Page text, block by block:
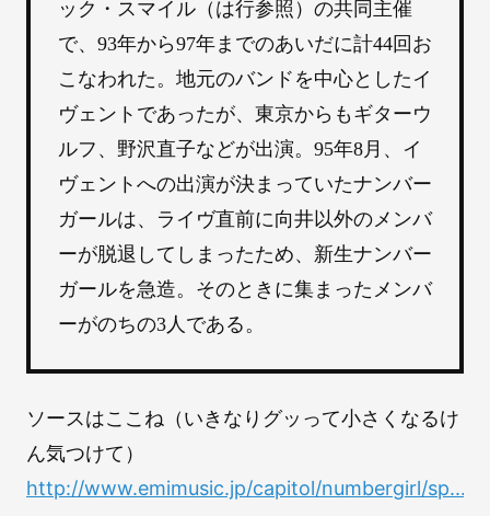
ック・スマイル（は行参照）の共同主催
で、93年から97年までのあいだに計44回お
こなわれた。地元のバンドを中心としたイ
ヴェントであったが、東京からもギターウ
ルフ、野沢直子などが出演。95年8月、イ
ヴェントへの出演が決まっていたナンバー
ガールは、ライヴ直前に向井以外のメンバ
ーが脱退してしまったため、新生ナンバー
ガールを急造。そのときに集まったメンバ
ーがのちの3人である。
ソースはここね（いきなりグッって小さくなるけ
ん気つけて）
http://www.emimusic.jp/capitol/numbergirl/sp...